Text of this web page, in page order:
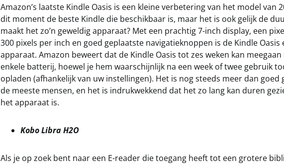
Amazon’s laatste Kindle Oasis is een kleine verbetering van het model van
dit moment de beste Kindle die beschikbaar is, maar het is ook gelijk de
maakt het zo’n geweldig apparaat? Met een prachtig 7-inch display, een
300 pixels per inch en goed geplaatste navigatieknoppen is de Kindle Oasis
apparaat. Amazon beweert dat de Kindle Oasis tot zes weken kan meegaan
enkele batterij, hoewel je hem waarschijnlijk na een week of twee gebruik
opladen (afhankelijk van uw instellingen). Het is nog steeds meer dan goed
de meeste mensen, en het is indrukwekkend dat het zo lang kan duren
het apparaat is.
Kobo Libra H2O
Als je op zoek bent naar een E-reader die toegang heeft tot een grotere